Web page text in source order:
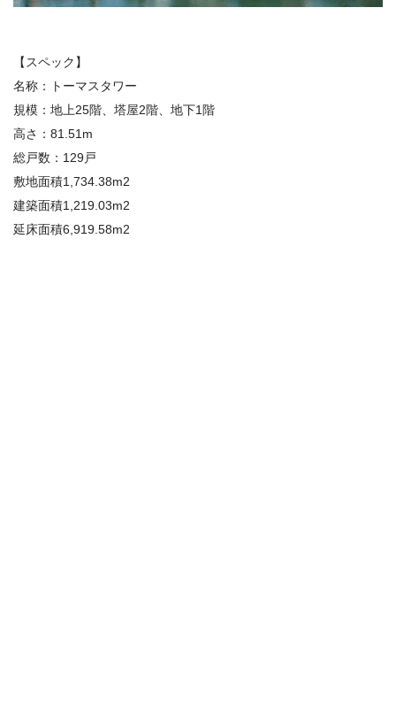
【スペック】
名称：トーマスタワー
規模：地上25階、塔屋2階、地下1階
高さ：81.51m
総戸数：129戸
敷地面積1,734.38m2
建築面積1,219.03m2
延床面積6,919.58m2